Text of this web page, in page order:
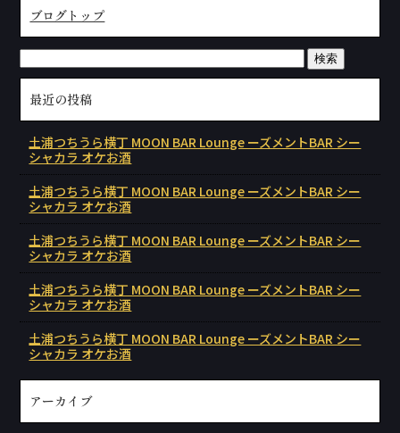
ブログトップ
最近の投稿
土浦つちうら横丁 MOON BAR Lounge ーズメントBAR シー
シャカラ オケお酒
土浦つちうら横丁 MOON BAR Lounge ーズメントBAR シー
シャカラ オケお酒
土浦つちうら横丁 MOON BAR Lounge ーズメントBAR シー
シャカラ オケお酒
土浦つちうら横丁 MOON BAR Lounge ーズメントBAR シー
シャカラ オケお酒
土浦つちうら横丁 MOON BAR Lounge ーズメントBAR シー
シャカラ オケお酒
アーカイブ